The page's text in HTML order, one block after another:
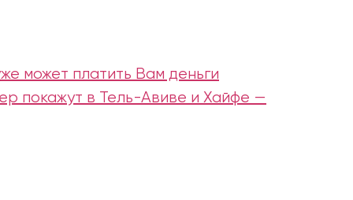
может платить Вам деньги
покажут в Тель-Авиве и Хайфе —